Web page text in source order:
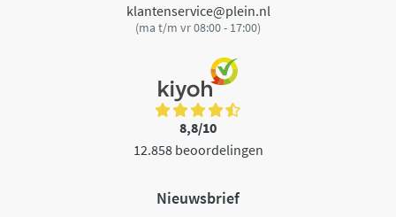
klantenservice@plein.nl
(ma t/m vr 08:00 - 17:00)
8,8/10
12.858 beoordelingen
Nieuwsbrief